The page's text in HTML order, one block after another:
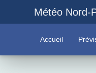
Météo Nord-
Accueil